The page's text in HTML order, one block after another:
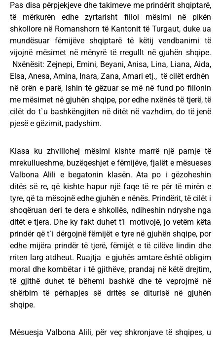
Pas disa përpjekjeve dhe takimeve me prindërit shqiptarë,
të mërkurën edhe zyrtarisht filloi mësimi në pikën
shkollore në Romanshorn të Kantonit të Turgaut, duke ua
mundësuar fëmijëve shqiptarë të këtij vendbanimi të
vijojnë mësimet në mënyrë të rregullt në gjuhën shqipe.
Nxënësit: Zejnepi, Emini, Beyani, Anisa, Lina, Liana, Aida,
Elsa, Anesa, Amina, Inara, Zana, Amari etj., të cilët erdhën
në orën e parë, ishin të gëzuar se më në fund po fillonin
me mësimet në gjuhën shqipe, por edhe nxënës të tjerë, të
cilët do t`u bashkëngjiten në ditët në vazhdim, do të jenë
pjesë e gëzimit, padyshim.
Klasa ku zhvillohej mësimi kishte marrë një pamje të
mrekullueshme, buzëqeshjet e fëmijëve, fjalët e mësueses
Valbona Alili e begatonin klasën. Ata po i gëzoheshin
ditës së re, që kishte hapur një faqe të re për të mirën e
tyre, që ta mësojnë edhe gjuhën e nënës. Prindërit, të cilët i
shoqëruan deri te dera e shkollës, ndiheshin ndryshe nga
ditët e tjera. Dhe ky fakt duhet t’i motivojë, jo vetëm këta
prindër që t`i dërgojnë fëmijët e tyre në gjuhën shqipe, por
edhe mijëra prindër të tjerë, fëmijët e të cilëve lindin dhe
rriten larg atdheut. Ruajtja e gjuhës amtare është obligim
moral dhe kombëtar i të gjithëve, prandaj në këtë drejtim,
të gjithë duhet të bëhemi bashkë dhe të veprojmë në
shërbim të përhapjes së dritës se diturisë në gjuhën
shqipe.
Mësuesja Valbona Alili, për veç shkronjave të shqipes, u